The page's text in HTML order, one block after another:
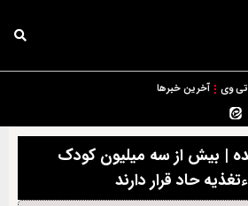
تی وی آخرین خبرها
| بیش از سه میلیون کودک
حاد قرار دارند